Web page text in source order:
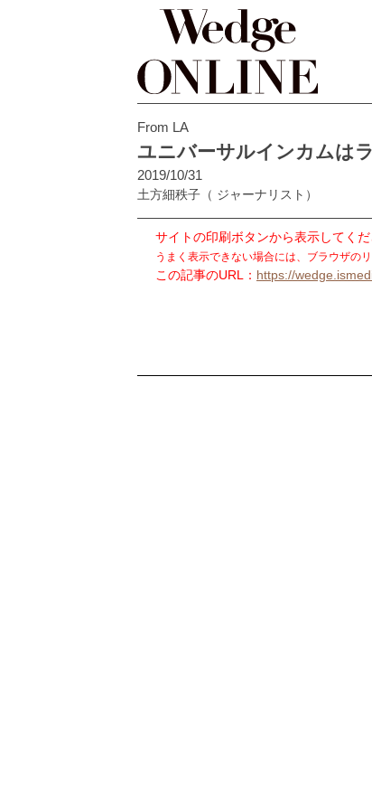
From LA
ユニバーサルインカムは
2019/10/31
土方細秩子 （ ジャーナリスト）
サイトの印刷ボタンから表示してくだ
うまく表示できない場合には、ブラウザの
この記事のURL： https://